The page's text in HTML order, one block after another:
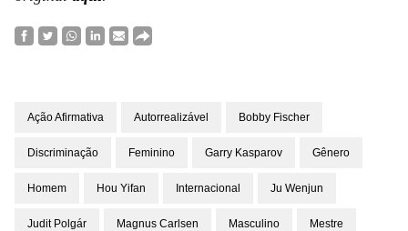
Ação Afirmativa Autorrealizável Bobby Fischer
Discriminação Feminino Garry Kasparov Gênero
Homem Hou Yifan Internacional Ju Wenjun
Judit Polgár Magnus Carlsen Masculino Mestre